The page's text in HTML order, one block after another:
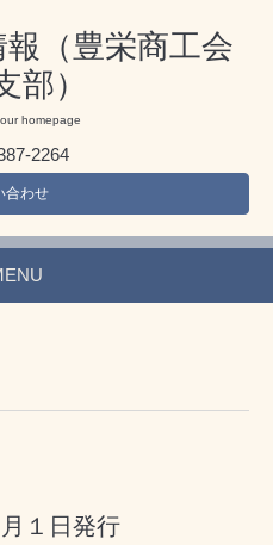
（豊栄商工会
部）
homepage
2264
合わせ
１日発行